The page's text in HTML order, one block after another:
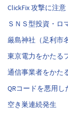
ClickFix 攻撃に注意
ＳＮＳ型投資・ロ
厳島神社（足利市
東京電力をかたる
通信事業者をかた
QRコードを悪用し
空き巣連続発生